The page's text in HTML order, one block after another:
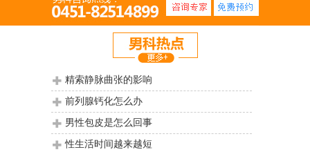
精索静脉曲张的影响
前列腺钙化怎么办
男性包皮是怎么回事
性生活时间越来越短